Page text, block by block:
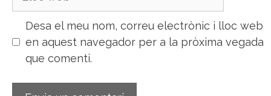
Desa el meu nom, correu electrònic i lloc web
en aquest navegador per a la pròxima vegada
que comenti.